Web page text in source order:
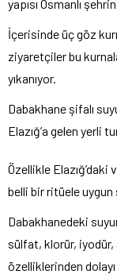
yapısı Osmanlı
İçerisinde üç göz
ziyaretçiler bu
yıkanıyor.
Dabakhane şifalı
Elazığ’a gelen yerli
Özellikle
belli bir ritüele
Dabakhanedeki
sülfat, klorür,
özelliklerinden